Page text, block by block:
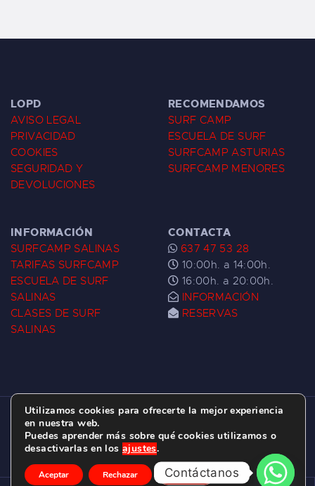
LOPD
AVISO LEGAL
PRIVACIDAD
COOKIES
SEGURIDAD Y
DEVOLUCIONES
RECOMENDAMOS
SURF CAMP
ESCUELA DE SURF
SURFCAMP ASTURIAS
SURFCAMP MENORES
INFORMACIÓN
SURFCAMP SALINAS
TARIFAS SURFCAMP
ESCUELA DE SURF
SALINAS
CLASES DE SURF
SALINAS
CONTACTA
637 47 53 28
10:00h. a 14:00h.
16:00h. a 20:00h.
INFORMACIÓN
RESERVAS
ESCUELA DE SURF LAS DUNAS ©
2026.
C/ BERNARDO ÁLVAREZ GALAN 1, SALINAS
(ASTURIAS)
Utilizamos cookies para ofrecerte la mejor experiencia
en nuestra web.
Puedes aprender más sobre qué cookies utilizamos o
desactivarlas en los ajustes.
Aceptar Rechazar Ajustes
Contáctanos